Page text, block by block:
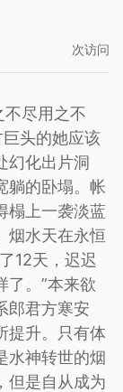
次访问
不尽用之不
头的她应该
幻化出片洞
躺的卧塌。帐
榻上一袭淡蓝
烟水天在永恒
12天，迟迟
了。”本来欲
郎君方寒安
提升。只有体
水神转世的烟
但是自从成为